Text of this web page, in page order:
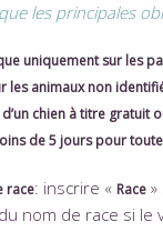
les principales
uniquement sur les
les animaux non
chien à titre gratuit
de 5 jours pour
race: inscrire « Race
nom de race si